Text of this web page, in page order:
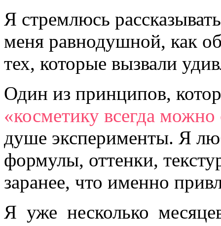
Я стремлюсь
меня равнодушной, как
тех, которые вызвали
Один из принципов,
«косметику всегда
душе эксперименты. Я
формулы, оттенки,
заранее, что именно
Я уже несколько